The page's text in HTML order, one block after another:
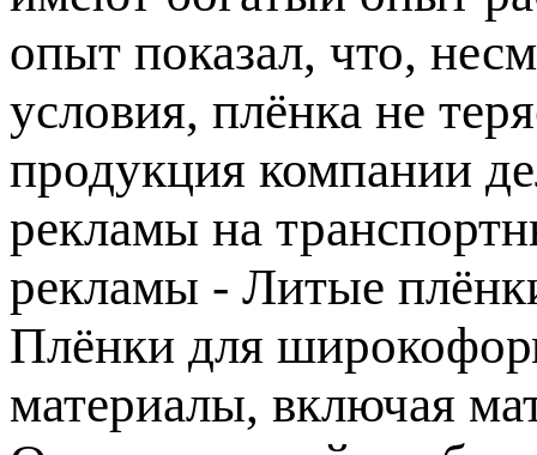
опыт показал, что,
условия, плёнка не
продукция компании
рекламы на
рекламы - Литые
Плёнки для
материалы, включая